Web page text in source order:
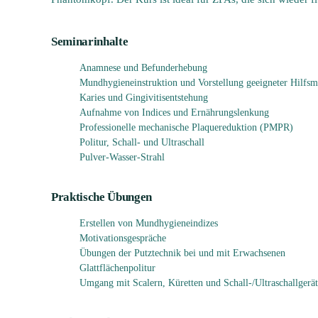
Seminarinhalte
Anamnese und Befunderhebung
Mundhygieneinstruktion und Vorstellung geeigneter
Karies und Gingivitisentstehung
Aufnahme von Indices und Ernährungslenkung
Professionelle mechanische Plaquereduktion (PMPR)
Politur, Schall- und Ultraschall
Pulver-Wasser-Strahl
Praktische Übungen
Erstellen von Mundhygieneindizes
Motivationsgespräche
Übungen der Putztechnik bei und mit Erwachsenen
Glattflächenpolitur
Umgang mit Scalern, Küretten und Schall-/